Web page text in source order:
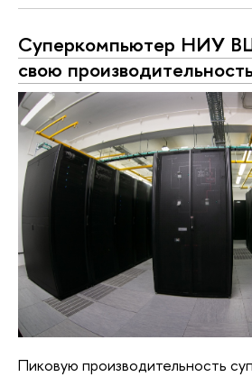
Суперкомпьютер НИУ
свою
Пиковую производительность